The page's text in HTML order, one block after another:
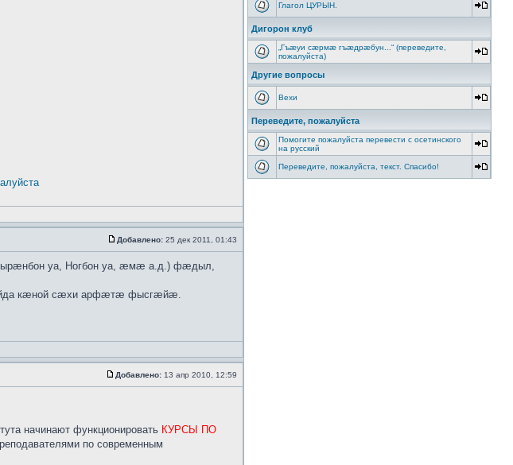
Добавлено: 25 дек 2011, 01:43
уа, Ногбон уа, æмæ а.д.) фæдыл,
кæной сæхи арфæтæ фысгæйæ.
Добавлено: 13 апр 2010, 12:59
начинают функционировать КУРСЫ ПО
по современным
Глагол ЦУРЫН.
Дигорон клуб
„Гъæуи сæрмæ гъæдрæбун...“ (переведите,
пожалуйста)
Другие вопросы
Вехи
Переведите, пожалуйста
Помогите пожалуйста перевести с осетинского
на русский
Переведите, пожалуйста, текст. Спасибо!